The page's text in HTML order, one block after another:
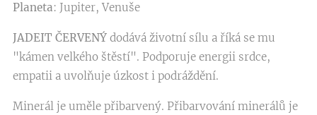
Planeta: Jupiter, Venuše
JADEIT ČERVENÝ dodává životní sílu a říká se mu
"kámen velkého štěstí". Podporuje energii srdce,
empatii a uvolňuje úzkost i podráždění.
Minerál je uměle přibarvený. Přibarvování minerálů je